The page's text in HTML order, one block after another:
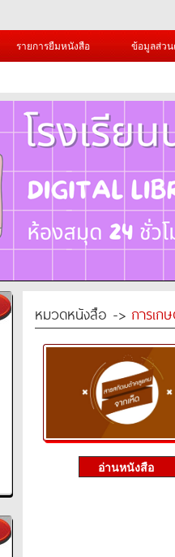
รายการยืมหนังสือ ข้อมูลส่ว
หมวดหนังสือ -> การเก